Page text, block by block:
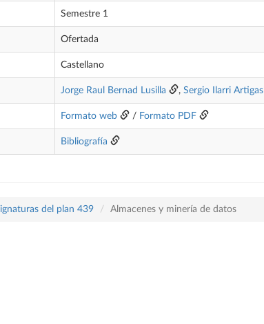
Semestre 1
Ofertada
Castellano
Jorge Raul Bernad Lusilla , Sergio Ilarri Artigas
Formato web / Formato PDF
Bibliografía
del plan 439 Almacenes y minería de datos